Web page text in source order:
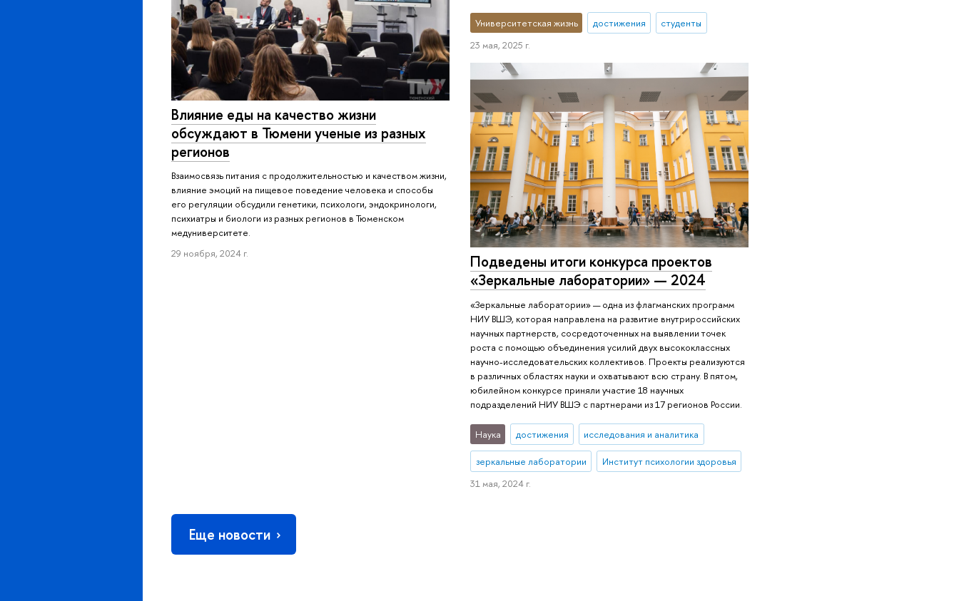
Университетская жизнь достижения
студенты
23 мая, 2025 г.
Влияние еды на качество жизни
обсуждают в Тюмени ученые из разных
регионов
Взаимосвязь питания с продолжительностью и качеством жизни,
влияние эмоций на пищевое поведение человека и способы
его регуляции обсудили генетики, психологи, эндокринологи,
психиатры и биологи из разных регионов в Тюменском
медуниверситете.
29 ноября, 2024 г.
Подведены итоги конкурса проектов
«Зеркальные лаборатории» — 2024
«Зеркальные лаборатории» — одна из флагманских программ
НИУ ВШЭ, которая направлена на развитие внутрироссийских
научных партнерств, сосредоточенных на выявлении точек
роста с помощью объединения усилий двух высококлассных
научно-исследовательских коллективов. Проекты реализуются
в различных областях науки и охватывают всю страну. В пятом,
юбилейном конкурсе приняли участие 18 научных
подразделений НИУ ВШЭ с партнерами из 17 регионов России.
Наука достижения исследования и аналитика
зеркальные лаборатории
Институт психологии здоровья
31 мая, 2024 г.
Еще новости